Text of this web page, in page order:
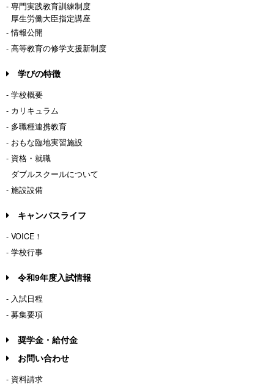
- 専門実践教育訓練制度
厚生労働大臣指定講座
- 情報公開
- 高等教育の修学支援新制度
学びの特徴
- 学校概要
- カリキュラム
- 多職種連携教育
- おもな臨地実習施設
- 資格・就職
ダブルスクールについて
- 施設設備
キャンパスライフ
- VOICE！
- 学校行事
令和9年度入試情報
- 入試日程
- 募集要項
奨学金・給付金
お問い合わせ
- 資料請求